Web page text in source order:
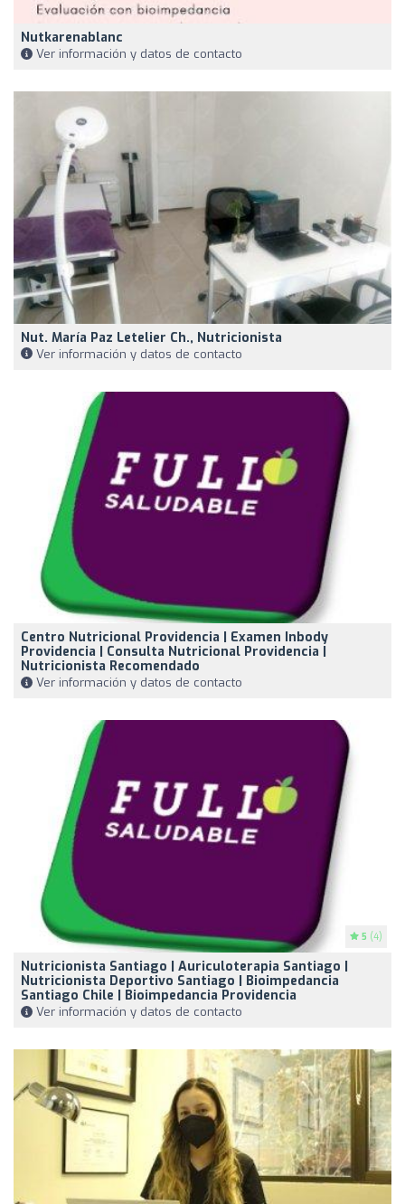
Nutkarenablanc
Ver información y datos de contacto
Nut. María Paz Letelier Ch., Nutricionista
Ver información y datos de contacto
Centro Nutricional Providencia | Examen Inbody
Providencia | Consulta Nutricional Providencia |
Nutricionista Recomendado
Ver información y datos de contacto
5 (4)
Nutricionista Santiago | Auriculoterapia Santiago |
Nutricionista Deportivo Santiago | Bioimpedancia
Santiago Chile | Bioimpedancia Providencia
Ver información y datos de contacto